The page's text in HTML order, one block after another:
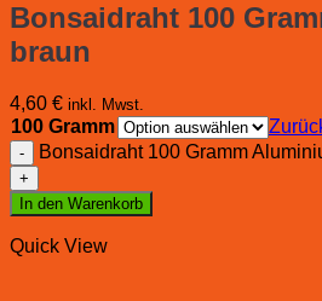
Bonsaidraht 100
braun
4,60 € inkl. Mwst.
100 Gramm
Bonsaidraht 100 Gramm
In den Warenkorb
Quick View